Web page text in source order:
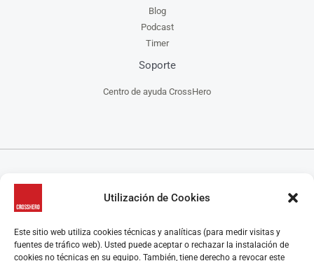
Utilización de Cookies
Este sitio web utiliza cookies técnicas y analíticas (para medir visitas y
fuentes de tráfico web). Usted puede aceptar o rechazar la instalación de
cookies no técnicas en su equipo. También, tiene derecho a revocar este
Blog
Podcast
Timer
Soporte
Centro de ayuda CrossHero
CrossHero es un software y app todo en uno, para la gestión de gimnasios, centros de
CrossFit, escuelas de artes marciales, estudios de yoga y/o pilates y centros de danza, que
Algunas características destacadas son el control de acceso, la gestión de reservas de clases y
control de aforo, programación de rutinas y seguimiento de marcas, el control de membresías
y facturación, la gestión y automatización de los pagos y los cobros, retención y recuperación